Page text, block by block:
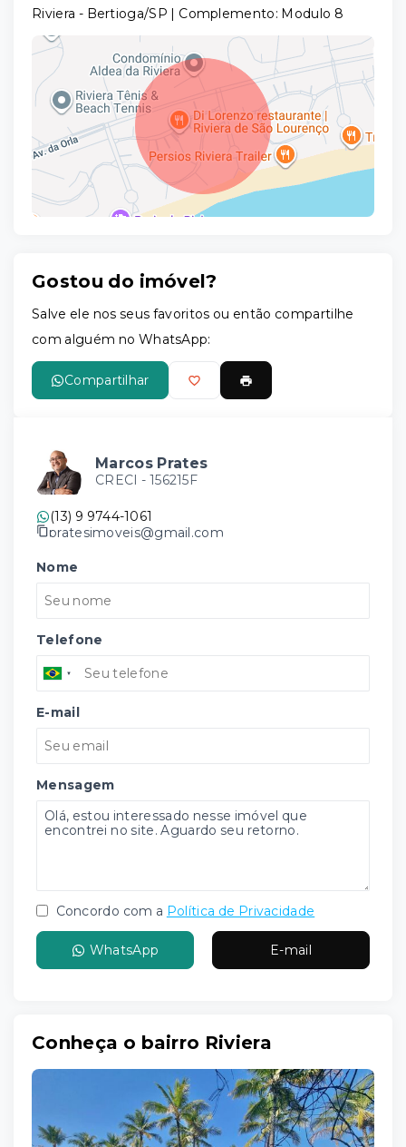
Riviera - Bertioga/SP | Complemento: Modulo 8
Gostou do imóvel?
Salve ele nos seus favoritos ou então compartilhe
com alguém no WhatsApp:
Compartilhar
Marcos Prates
CRECI - 156215F
(13) 9 9744-1061
pratesimoveis@gmail.com
Nome
Telefone
E-mail
Mensagem
Concordo com a Política de Privacidade
WhatsApp E-mail
Conheça o bairro Riviera